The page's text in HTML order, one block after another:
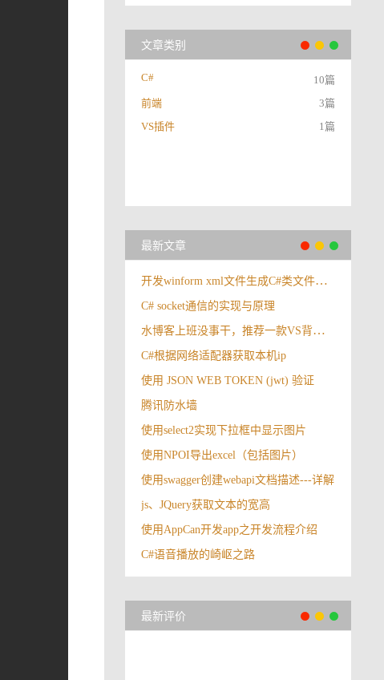
文章类别
C#
10篇
前端
3篇
VS插件
1篇
最新文章
开发winform xml文件生成C#类文件工具
C# socket通信的实现与原理
水博客上班没事干，推荐一款VS背景插件：ClaudiaIDE
C#根据网络适配器获取本机ip
使用 JSON WEB TOKEN (jwt) 验证
腾讯防水墙
使用select2实现下拉框中显示图片
使用NPOI导出excel（包括图片）
使用swagger创建webapi文档描述---详解
js、JQuery获取文本的宽高
使用AppCan开发app之开发流程介绍
C#语音播放的崎岖之路
最新评价